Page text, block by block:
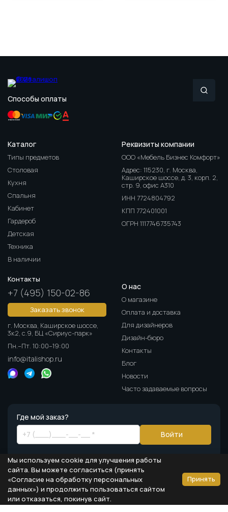
Способы оплаты
Каталог
Типы предметов
Столовая
Кухня
Спальня
Кабинет
Гардероб
Детская
Техника
В наличии
О нас
О магазине
Оплата и доставка
Для дизайнеров
Дизайн-бюро
Контакты
Блог
Новости
Часто задаваемые вопросы
Реквизиты компании
ООО «Мебель Бизнес Комфорт»
Адрес: 115230, г. Москва,
Каширское шоссе, д. 3, корп. 2,
стр. 9, офис А310
ИНН 7724804792
КПП 772401001
ОГРН 1117746735743
Контакты
+7 (495) 150-02-86
Заказать звонок
г. Москва, Каширское шоссе,
3к2, с.9, БЦ «Сириус-парк»
Пн.–Пт. 10:00–19:00
info@italishop.ru
Где мой заказ?
Войти
© Все права защищены
Информация на сайте носит ознакомительный характер и не является
публичной офертой, определяемой положениями статьи 437 ГК РФ
Политика персональных данных
Мы используем cookie для улучшения работы
сайта. Вы можете согласиться (принять
«Согласие на обработку персональных
данных») и продолжить пользоваться сайтом
или отказаться, покинув сайт.
Принять